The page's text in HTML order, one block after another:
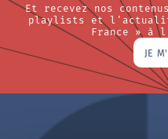
Et recevez nos
playlists et
France » à
JE